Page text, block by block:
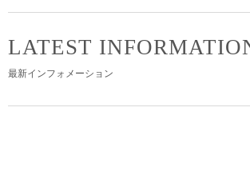
LATEST
最新インフォメーション